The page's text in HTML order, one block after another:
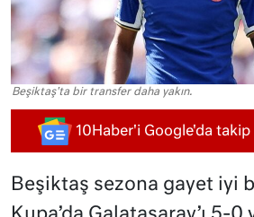
Beşiktaş'ta bir transfer daha yakın.
10Haber'i Google'da takip
Beşiktaş sezona gayet iyi